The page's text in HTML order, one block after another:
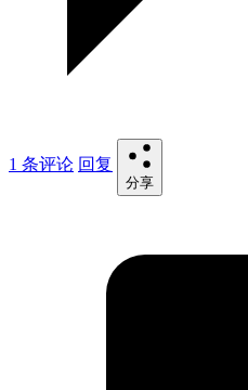
1 条评论 回复
分享